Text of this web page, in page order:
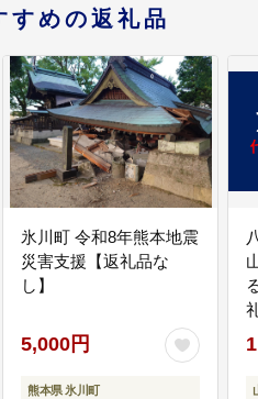
すめの返礼品
氷川町 令和8年熊本地震
災害支援【返礼品な
し】
5,000円
熊本県 氷川町